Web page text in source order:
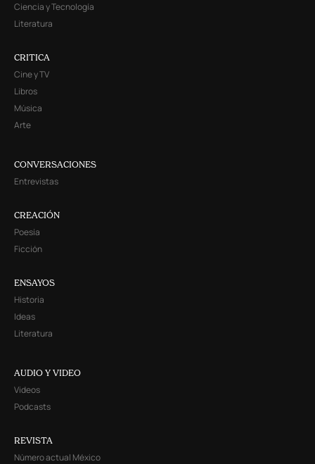
Ciencia y Tecnología
Literatura
CRITICA
Cine y TV
Libros
Música
Arte
CONVERSACIONES
Entrevistas
CREACIÓN
Poesía
Ficción
ENSAYOS
Historia
Ideas
Literatura
AUDIO Y VIDEO
Videos
Podcasts
REVISTA
Número actual México